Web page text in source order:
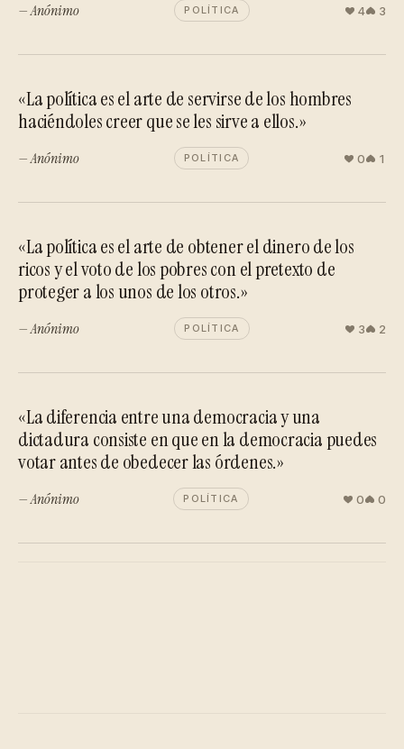
— Anónimo POLÍTICA 4 3
«La política es el arte de servirse de los hombres
haciéndoles creer que se les sirve a ellos.»
— Anónimo POLÍTICA 0 1
«La política es el arte de obtener el dinero de los
ricos y el voto de los pobres con el pretexto de
proteger a los unos de los otros.»
— Anónimo POLÍTICA 3 2
«La diferencia entre una democracia y una
dictadura consiste en que en la democracia puedes
votar antes de obedecer las órdenes.»
— Anónimo POLÍTICA 0 0